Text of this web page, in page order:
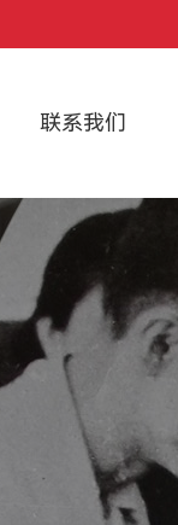
联系我们